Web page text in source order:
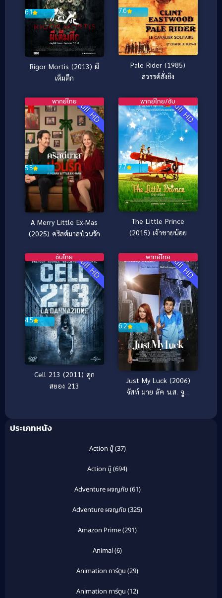
6.1
Rigor Mortis (2013) ผี
เต็มตึก
7.6
Pale Rider (1985)
สวรรค์สั่งยิง
Full HD
5.5
พากย์ไทย
A Merry Little Ex-Mas
(2025) คริสต์มาสป่วนรัก
Full HD
7.7
พากย์ไทย/ซับ
The Little Prince
(2015) เจ้าชายน้อย
Full HD
4.5
ซับไทย
Cell 213 (2011) คุก
สยอง 213
Full HD
6.2
พากย์ไทย
Just My Luck (2006)
จัสท์ มาย ลัค น.ส. จูบ
ประเภทหนัง
Action บู๊(37)
Action บู๊(694)
Adventure ผจญภัย (61)
Adventure ผจญภัย (325)
Amazon Prime(291)
Animal(6)
Animation การ์ตูน (29)
Animation การ์ตูน (12)